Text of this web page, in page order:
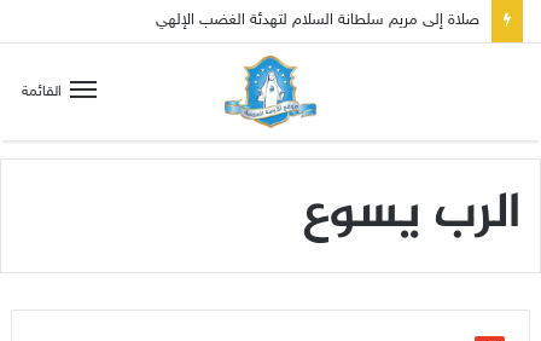
صلاة إلى مريم سلطانة السلام لتهدئة الغضب الإلهي
القائمة
الرب يسوع